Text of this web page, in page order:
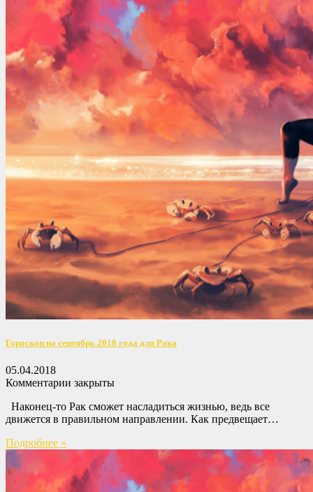
Гороскоп на сентябрь 2018 года для Рака
05.04.2018
Комментарии закрыты
Наконец-то Рак сможет насладиться жизнью, ведь все
движется в правильном направлении. Как предвещает…
Подробнее »